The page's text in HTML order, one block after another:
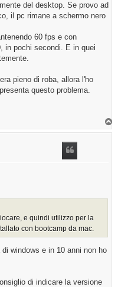
del desktop. Se provo ad
il pc rimane a schermo nero
60 fps e con
in pochi secondi. E in quei
pieno di roba, allora l'ho
questo problema.
e quindi utilizzo per la
con bootcamp da mac.
windows e in 10 anni non ho
di indicare la versione